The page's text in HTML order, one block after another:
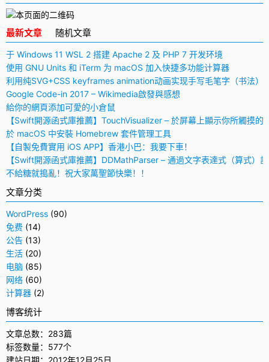
最新文章 随机文章
于 Windows 11 WSL 2 搭建 Apache 2 及 PHP 7 开发环境
使用 GNU Units 和 iTerm 为 macOS 加入快捷多功能计算器
利用纯SVG+CSS keyframes animation动画实现手写毛笔字（书法）
Google Code-in 2017 – Wikimedia啟發與感想
給你的網頁添加可愛的小倉鼠
【Swift開源函式庫推薦】TouchVisualizer – 於屏幕上顯示你所觸摸的
於 macOS 中安裝 Homebrew 套件管理工具
【自製免費實用 iOS APP】香港小巴：我要下車！
【Swift開源函式庫推薦】DDMathParser – 通過文字表達式（算式）
不給糖就搗亂！祝大家萬聖節快樂！！
文章分类
WordPress (90)
免费 (14)
公告 (13)
生活 (20)
电脑 (85)
网络 (60)
计算器 (2)
博客统计
文章总数：283篇
标签数量：577个
建站日期：2012年12月25日